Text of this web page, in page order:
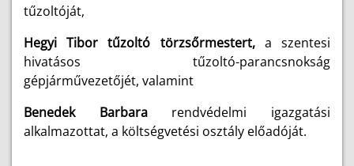
tűzoltóját,
Hegyi Tibor tűzoltó törzsőrmestert, a szentesi
hivatásos tűzoltó-parancsnokság
gépjárművezetőjét, valamint
Benedek Barbara rendvédelmi igazgatási
alkalmazottat, a költségvetési osztály előadóját.